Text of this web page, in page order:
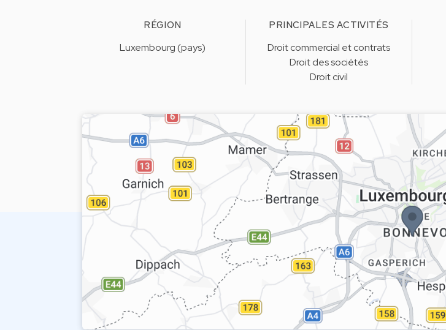
RÉGION
Luxembourg (pays)
PRINCIPALES ACTIVITÉS
Droit commercial et contrats
Droit des sociétés
Droit civil